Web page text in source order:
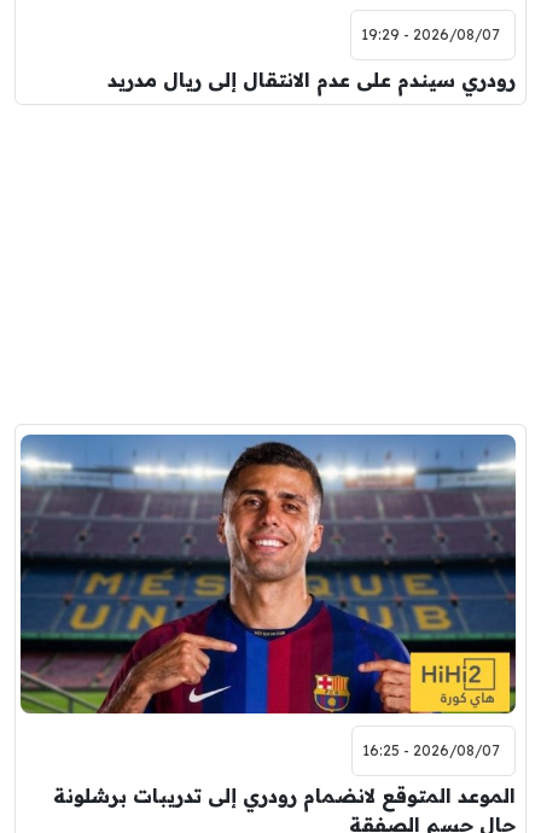
2026/08/07 - 19:29
رودري سيندم على عدم الانتقال إلى ريال مدريد
2026/08/07 - 16:25
الموعد المتوقع لانضمام رودري إلى تدريبات برشلونة
حال حسم الصفقة